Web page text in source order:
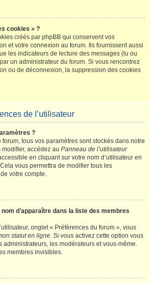
cookies » ?
créés par phpBB qui conservent vos
et votre connexion au forum. Ils fournissent aussi
les indicateurs de lecture des messages (lu ou
un administrateur du forum. Si vous rencontrez
ou de déconnexion, la suppression des cookies
de l’utilisateur
?
tous vos paramètres sont stockés dans notre
accédez au Panneau de l’utilisateur
en cliquant sur votre nom d’utilisateur en
vous permettra de modifier tous les
votre compte.
d’apparaître dans la liste des membres
onglet « Préférences du forum », vous
statut en ligne. Si vous activez cette option vous
administrateurs, les modérateurs et vous-même.
membres invisibles.